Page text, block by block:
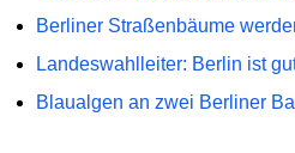
Berliner Straßenbäume
Landeswahlleiter: Berlin ist
Blaualgen an zwei Berliner